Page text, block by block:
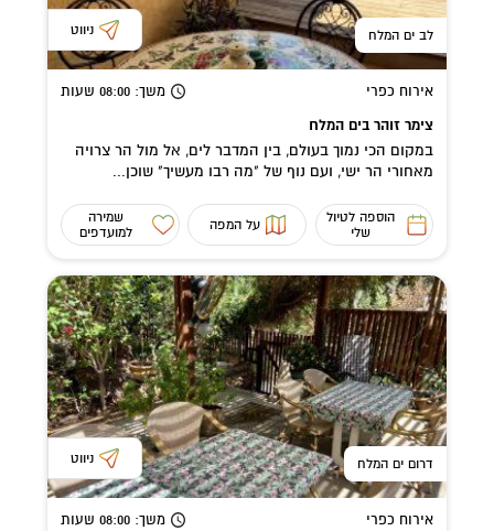
לב ים המלח ניווט
אירוח כפרי משך: 08:00 שעות
צימר זוהר בים המלח
במקום הכי נמוך בעולם, בין המדבר לים, אל מול הר צרויה
מאחורי הר ישי, ועם נוף של "מה רבו מעשיך" שוכן...
הוספה לטיול
שלי
על המפה
שמירה
למועדפים
דרום ים המלח ניווט
אירוח כפרי משך: 08:00 שעות